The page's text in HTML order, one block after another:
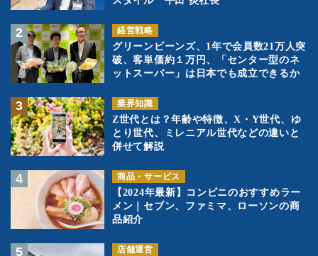
経営戦略
グリーンビーンズ、1年で会員数21万人突
破、客単価約１万円、「センター型のネ
ットスーパー」は日本でも成立できるか
業界知識
Z世代とは？年齢や特徴、X・Y世代、ゆ
とり世代、ミレニアル世代などの違いと
併せて解説
商品・サービス
【2024年最新】コンビニのおすすめラー
メン｜セブン、ファミマ、ローソンの商
品紹介
店舗運営